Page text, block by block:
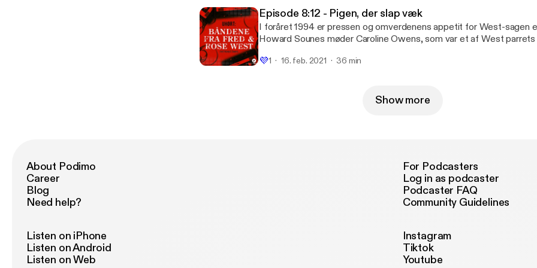
Episode 8:12 - Pigen, der slap væk
I foråret 1994 er pressen og omverdenens appetit for West-sagen
Howard Sounes møder Caroline Owens, som var et af West
i starten af 70’erne og meldte det også til politiet. Hvordan lykkedes
💜1 16. feb. 2021 36 min
Show more
About Podimo
Career
Blog
Need help?
For Podcasters
Log in as podcaster
Podcaster FAQ
Community Guidelines
Listen on iPhone
Listen on Android
Listen on Web
Instagram
Tiktok
Youtube